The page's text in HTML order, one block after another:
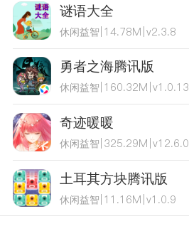
谜语大全
休闲益智 14.78M v2.3.8
勇者之海腾讯版
休闲益智 160.32M v1.0.13
奇迹暖暖
休闲益智 325.29M v12.6.0
土耳其方块腾讯版
休闲益智 11.16M v1.0.9